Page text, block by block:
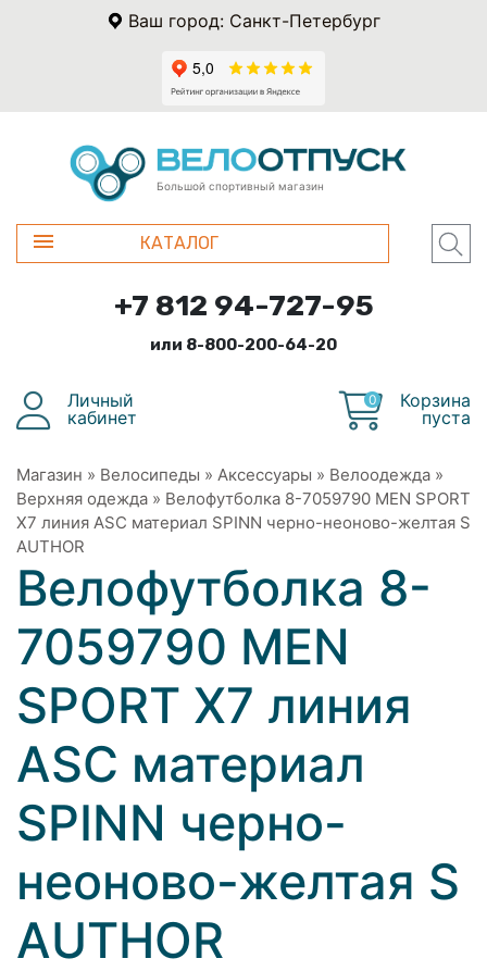
Ваш город: Санкт-Петербург
Большой спортивный магазин
КАТАЛОГ
+7 812 94-727-95
или 8-800-200-64-20
Личный
кабинет
0
Корзина
пуста
Магазин » Велосипеды » Аксессуары » Велоодежда »
Верхняя одежда » Велофутболка 8-7059790 MEN SPORT
X7 линия ASC материал SPINN черно-неоново-желтая S
AUTHOR
Велофутболка 8-
7059790 MEN
SPORT X7 линия
ASC материал
SPINN черно-
неоново-желтая S
AUTHOR